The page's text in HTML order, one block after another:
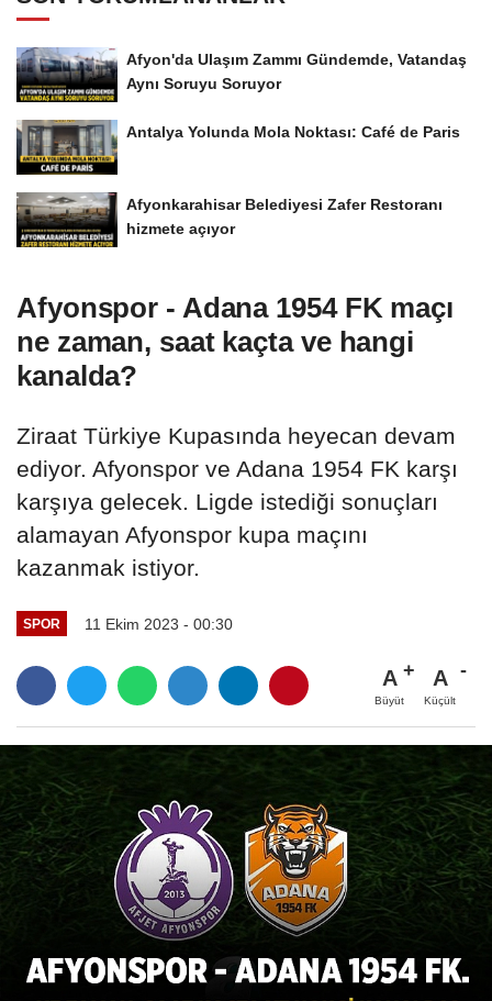
Afyon'da Ulaşım Zammı Gündemde, Vatandaş
Aynı Soruyu Soruyor
Antalya Yolunda Mola Noktası: Café de Paris
Afyonkarahisar Belediyesi Zafer Restoranı
hizmete açıyor
Afyonspor - Adana 1954 FK maçı
ne zaman, saat kaçta ve hangi
kanalda?
Ziraat Türkiye Kupasında heyecan devam
ediyor. Afyonspor ve Adana 1954 FK karşı
karşıya gelecek. Ligde istediği sonuçları
alamayan Afyonspor kupa maçını
kazanmak istiyor.
SPOR 11 Ekim 2023 - 00:30
A
Büyüt
A
Küçült